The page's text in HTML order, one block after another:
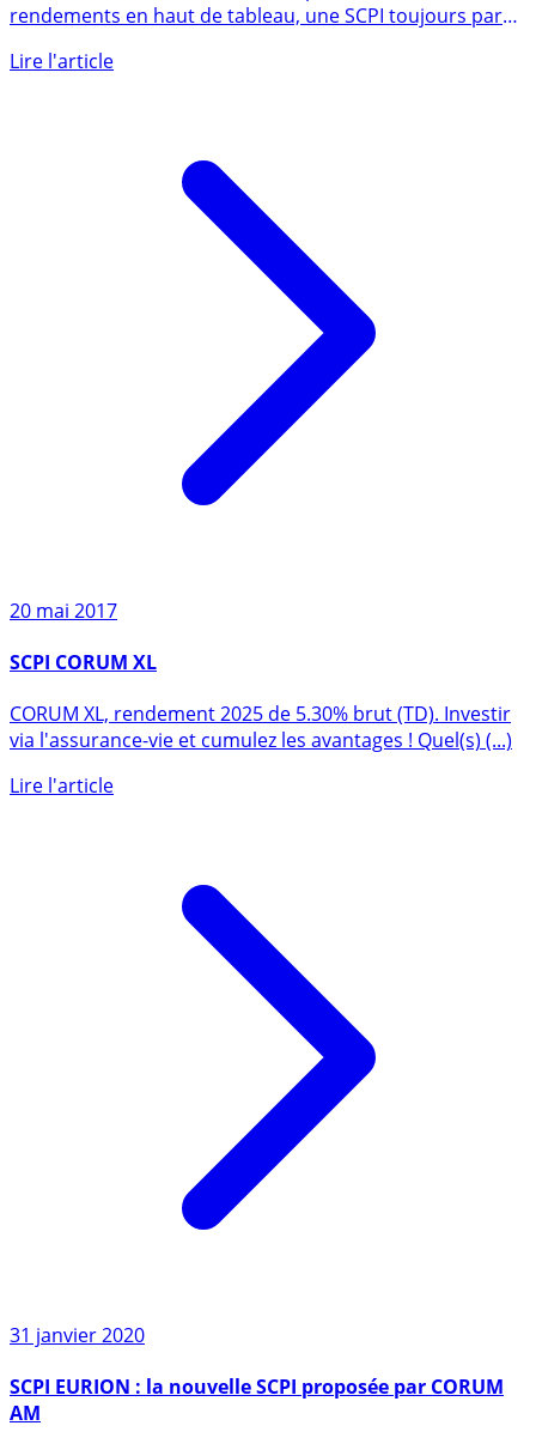
La SCPI CORUM ORIGIN n’en finit plus de servir des
rendements en haut de tableau, une SCPI toujours parmi
les plus (...)
CORUM XL, rendement 2025 de 5.30% brut (TD). Investir
via l'assurance-vie et cumulez les avantages ! Quel(s) (...)
SCPI EURION : la nouvelle SCPI proposée par CORUM